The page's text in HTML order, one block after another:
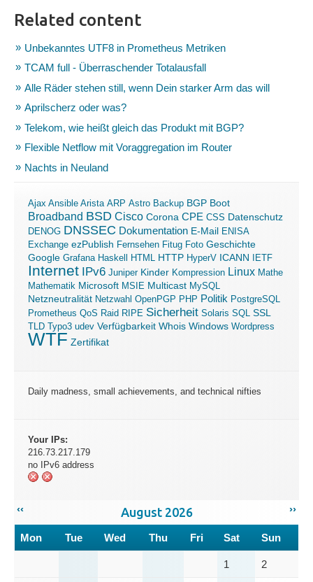
Related content
Unbekanntes UTF8 in Prometheus Metriken
TCAM full - Überraschender Totalausfall
Alle Räder stehen still, wenn Dein starker Arm das will
Aprilscherz oder was?
Telekom, wie heißt gleich das Produkt mit BGP?
Flexible Netflow mit Voraggregation im Router
Nachts in Neuland
Ajax Ansible Arista ARP Astro Backup BGP Boot
Broadband BSD Cisco Corona CPE CSS Datenschutz
DENOG DNSSEC Dokumentation E-Mail ENISA
Exchange ezPublish Fernsehen Fitug Foto Geschichte
Google Grafana Haskell HTML HTTP HyperV ICANN IETF
Internet IPv6 Juniper Kinder Kompression Linux Mathe
Mathematik Microsoft MSIE Multicast MySQL
Netzneutralität Netzwahl OpenPGP PHP Politik PostgreSQL
Prometheus QoS Raid RIPE Sicherheit Solaris SQL SSL
TLD Typo3 udev Verfügbarkeit Whois Windows Wordpress
WTF Zertifikat
Daily madness, small achievements, and technical nifties
Your IPs:
216.73.217.179
no IPv6 address
‹‹ ››
August 2026
Mon Tue Wed Thu Fri Sat Sun
1 2